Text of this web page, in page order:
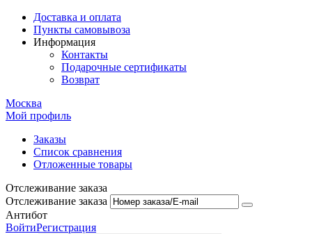
Доставка и оплата
Пункты самовывоза
Информация
Контакты
Подарочные сертификаты
Возврат
Москва
Мой профиль
Заказы
Список сравнения
Отложенные товары
Отслеживание заказа
Отслеживание заказа
Антибот
ВойтиРегистрация